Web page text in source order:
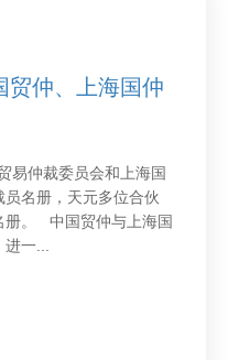
贸仲、上海国仲
易仲裁委员会和上海国
名册，天元多位合伙
册。 中国贸仲与上海国
一...